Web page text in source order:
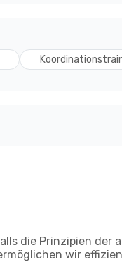
die Prinzipien der
wir